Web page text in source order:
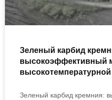
Зеленый карбид
высокоэффективный
Зеленый карбид кремния: